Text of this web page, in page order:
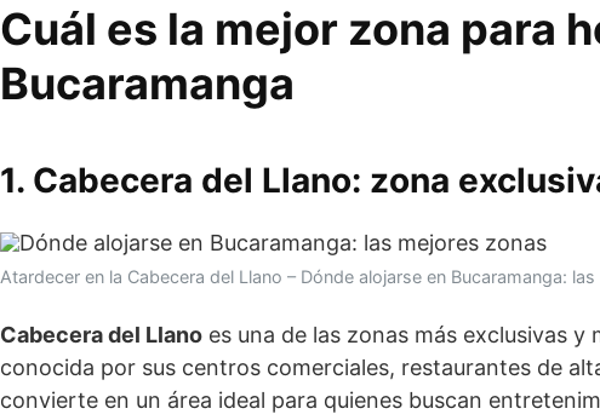
Cuál es la mejor zona para
Bucaramanga
1. Cabecera del Llano: zona
Atardecer en la Cabecera del Llano – Dónde alojarse en Bucaramanga:
Cabecera del Llano es una de las zonas más exclusivas y
conocida por sus centros comerciales, restaurantes de
convierte en un área ideal para quienes buscan